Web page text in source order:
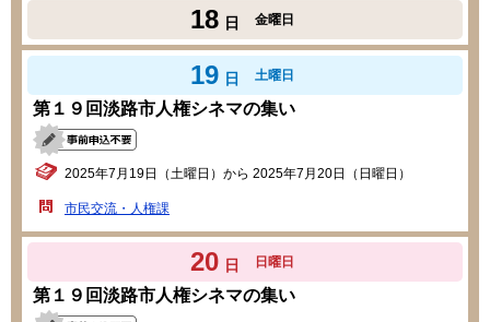
18 日 金曜日
19 日 土曜日
第１９回淡路市人権シネマの集い
2025年7月19日（土曜日）から 2025年7月20日（日曜日）
市民交流・人権課
20 日 日曜日
第１９回淡路市人権シネマの集い